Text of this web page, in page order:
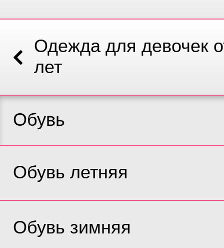
Одежда для девочек
лет
Обувь
Обувь летняя
Обувь зимняя